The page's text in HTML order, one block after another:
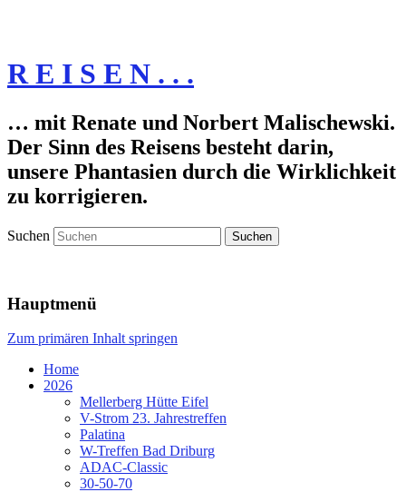
R E I S E N . . .
… mit Renate und Norbert Malischewski.
Der Sinn des Reisens besteht darin,
unsere Phantasien durch die Wirklichkeit
zu korrigieren.
Suchen
Hauptmenü
Zum primären Inhalt springen
Home
2026
Mellerberg Hütte Eifel
V-Strom 23. Jahrestreffen
Palatina
W-Treffen Bad Driburg
ADAC-Classic
30-50-70